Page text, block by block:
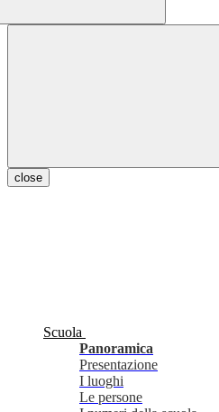
close
Scuola
Panoramica
Presentazione
I luoghi
Le persone